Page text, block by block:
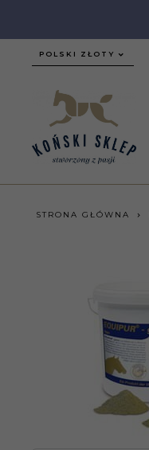
currency_h
POLSKI ZŁOTY
STRONA GŁÓWNA